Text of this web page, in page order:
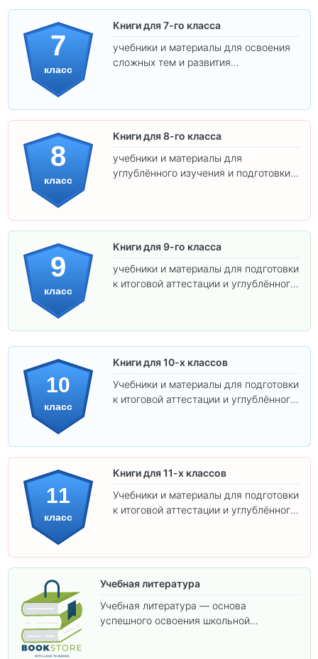
7
класс
Книги для 7-го класса
учебники и материалы для освоения
сложных тем и развития
8
класс
Книги для 8-го класса
учебники и материалы для
углублённого изучения и подготовки к
9
класс
Книги для 9-го класса
учебники и материалы для подготовки
к итоговой аттестации и углублённого
10
класс
Книги для 10-х классов
Учебники и материалы для подготовки
к итоговой аттестации и углублённого
11
класс
Книги для 11-х классов
Учебники и материалы для подготовки
к итоговой аттестации и углублённого
Учебная литература
Учебная литература — основа
успешного освоения школьной